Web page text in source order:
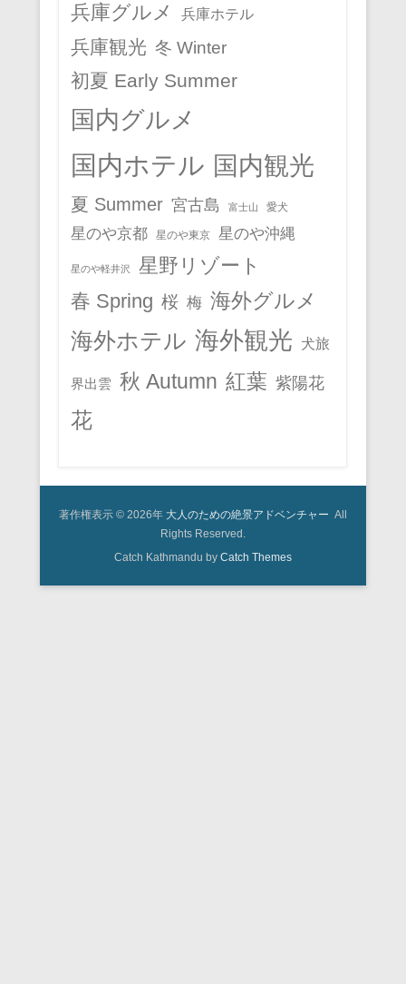
兵庫グルメ 兵庫ホテル
兵庫観光 冬 Winter
初夏 Early Summer
国内グルメ
国内ホテル 国内観光
夏 Summer 宮古島 富士山 愛犬
星のや京都 星のや東京 星のや沖縄
星のや軽井沢
星野リゾート
春 Spring 桜 梅 海外グルメ
海外ホテル 海外観光 犬旅
界出雲 秋 Autumn 紅葉 紫陽花
花
著作権表示 © 2026年 大人のための絶景アドベンチャー All
Rights Reserved.
Catch Kathmandu by Catch Themes